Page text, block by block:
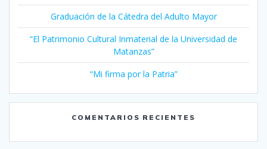
Graduación de la Cátedra del Adulto Mayor
“El Patrimonio Cultural Inmaterial de la Universidad de
Matanzas”
“Mi firma por la Patria”
COMENTARIOS RECIENTES